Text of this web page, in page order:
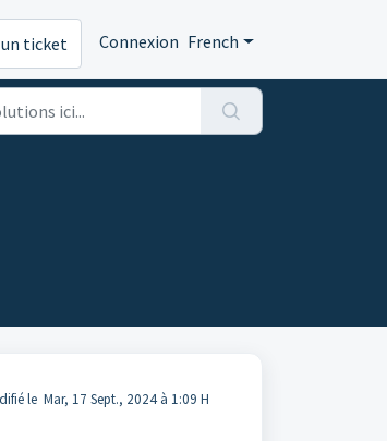
un ticket Connexion French
le Mar, 17 Sept., 2024 à 1:09 H